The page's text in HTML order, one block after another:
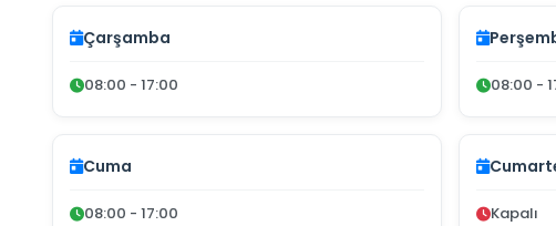
Çarşamba
08:00 - 17:00 08:00 -
Cuma
08:00 - 17:00 Kapalı